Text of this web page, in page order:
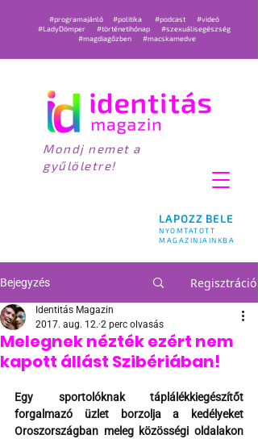
LAPOZZ BELE
NYOMTATOTT
MAGAZINJAINKBA
#programajánló #politika #podcast
#videó
#LadyDömper
#történetihónap
#szexuálisegészség
#magdiagőzben
#macskamedve
Mondj nemet a
gyűlöletre!
Bejegyzés Regisztráció
Melegnek nézték ezért nem
kapott állást Szibériában!
Identitás Magazin
2017. aug. 12. 2 perc olvasás
Egy sportolóknak táplálékkiegészítőt
forgalmazó üzlet borzolja a kedélyeket
Oroszországban meleg közösségi oldalakon